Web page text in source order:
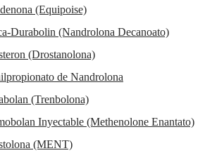
(Equipoise)
Durabolin (Nandrolona Decanoato)
(Drostanolona)
de Nandrolona
(Trenbolona)
Inyectable (Methenolone Enantato)
(MENT)